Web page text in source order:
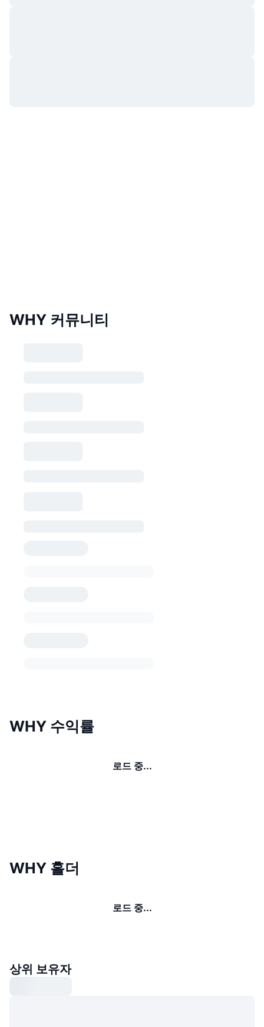
WHY 커뮤니티
WHY 수익률
로드 중...
WHY 홀더
로드 중...
상위 보유자